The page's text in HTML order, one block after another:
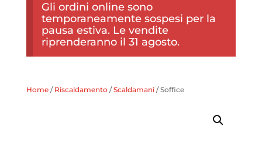
Gli ordini online sono
temporaneamente sospesi per la
pausa estiva. Le vendite
riprenderanno il 31 agosto.
Home/ Riscaldamento /Scaldamani/ Soffice